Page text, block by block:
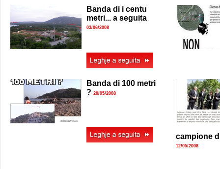
Banda di i centu
metri... a seguita
03/06/2008
Banda di 100 metri
? 20/05/2008
campione
12/05/2008